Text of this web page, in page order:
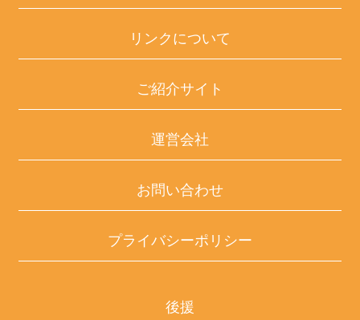
リンクについて
ご紹介サイト
運営会社
お問い合わせ
プライバシーポリシー
後援